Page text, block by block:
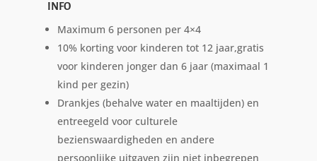
INFO
Maximum 6 personen per 4×4
10% korting voor kinderen tot 12 jaar,gratis
voor kinderen jonger dan 6 jaar (maximaal 1
kind per gezin)
Drankjes (behalve water en maaltijden) en
entreegeld voor culturele
bezienswaardigheden en andere
persoonlijke uitgaven zijn niet inbegrepen